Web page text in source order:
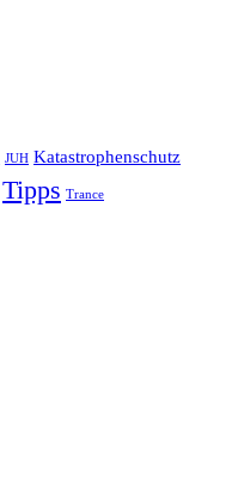
JUH Katastrophenschutz
Tipps Trance